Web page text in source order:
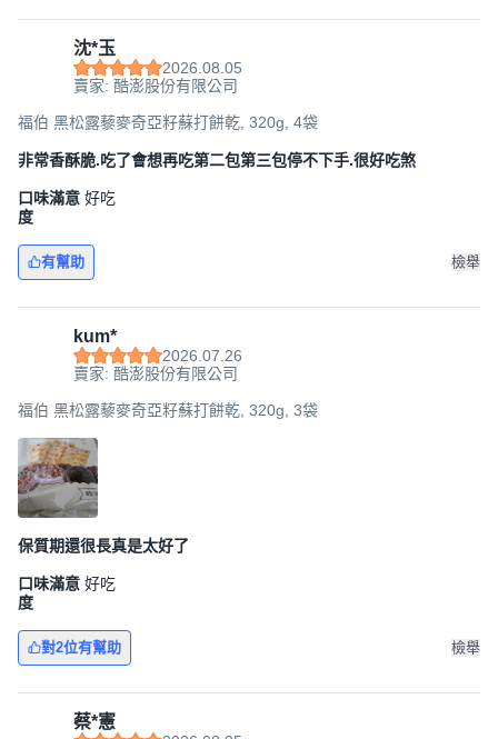
沈*玉
2026.08.05
賣家: 酷澎股份有限公司
福伯 黑松露藜麥奇亞籽蘇打餅乾, 320g, 4袋
非常香酥脆.吃了會想再吃第二包第三包停不下手.很好吃煞
口味滿意
度
好吃
有幫助 檢舉
kum*
2026.07.26
賣家: 酷澎股份有限公司
福伯 黑松露藜麥奇亞籽蘇打餅乾, 320g, 3袋
保質期還很長真是太好了
口味滿意
度
好吃
對2位有幫助 檢舉
蔡*憲